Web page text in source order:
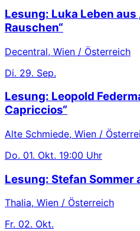
Lesung: Luka Leben
Rauschen“
Decentral, Wien / Österreich
Di. 29. Sep.
Lesung: Leopold
Capriccios“
Alte Schmiede, Wien /
Do. 01. Okt. 19:00 Uhr
Lesung: Stefan Sommer
Thalia, Wien / Österreich
Fr. 02. Okt.